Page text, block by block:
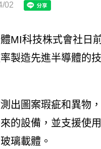
02
MI科技株式會社日
製造先進半導體的
出圖案瑕疵和異物
的設備，並支援使
璃載體。